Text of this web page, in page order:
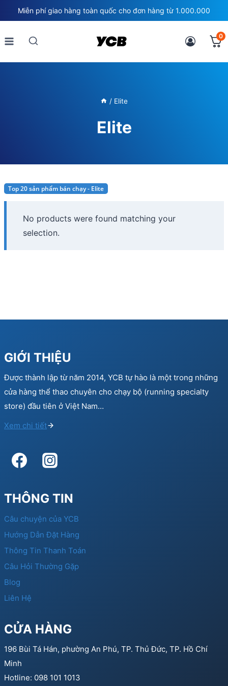
to
content
Miễn phí giao hàng toàn quốc cho đơn hàng từ 1.000.000
0
/ Elite
Elite
Top 20 sản phẩm bán chạy - Elite
No products were found matching your
selection.
GIỚI THIỆU
Được thành lập từ năm 2014, YCB tự hào là một trong những
cửa hàng thể thao chuyên cho chạy bộ (running specialty
store) đầu tiên ở Việt Nam…
Xem chi tiết
THÔNG TIN
Câu chuyện của YCB
Hướng Dẫn Đặt Hàng
Thông Tin Thanh Toán
Câu Hỏi Thường Gặp
Blog
Liên Hệ
CỬA HÀNG
196 Bùi Tá Hán, phường An Phú, TP. Thủ Đức, TP. Hồ Chí
Minh
Hotline: 098 101 1013